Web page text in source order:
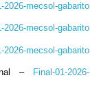
2026-mecsol-gabarito
2026-mecsol-gabarito
2026-mecsol-gabarito
–
Final-01-2026-